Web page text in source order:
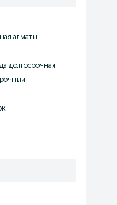
алматы
долгосрочная